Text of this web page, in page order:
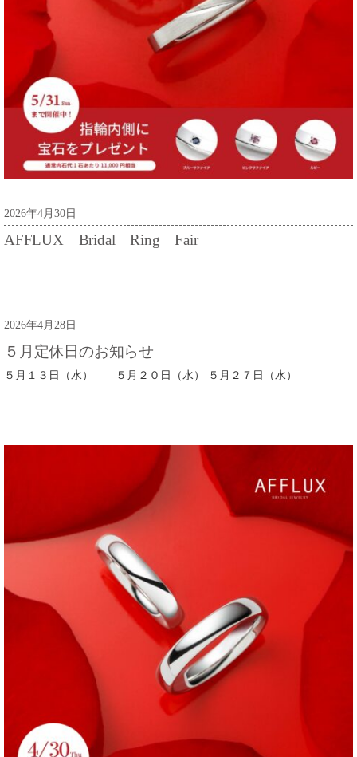
2026年4月30日
AFFLUX Bridal Ring Fair
2026年4月28日
５月定休日のお知らせ
５月１３日（水） ５月２０日（水） ５月２７日（水）